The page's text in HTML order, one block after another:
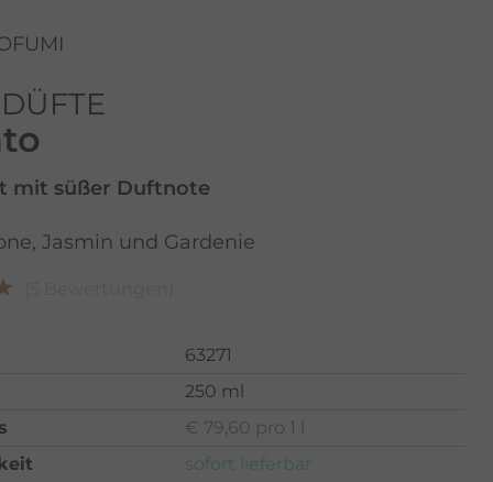
mit süßer Duftnote
Jasmin und Gardenie
63271
250 ml
€ 79,60 pro 1 l
sofort lieferbar